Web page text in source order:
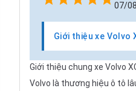
07/
Giới thiệu xe Volvo
Giới thiệu chung xe Volvo
Volvo là thương hiệu ô tô